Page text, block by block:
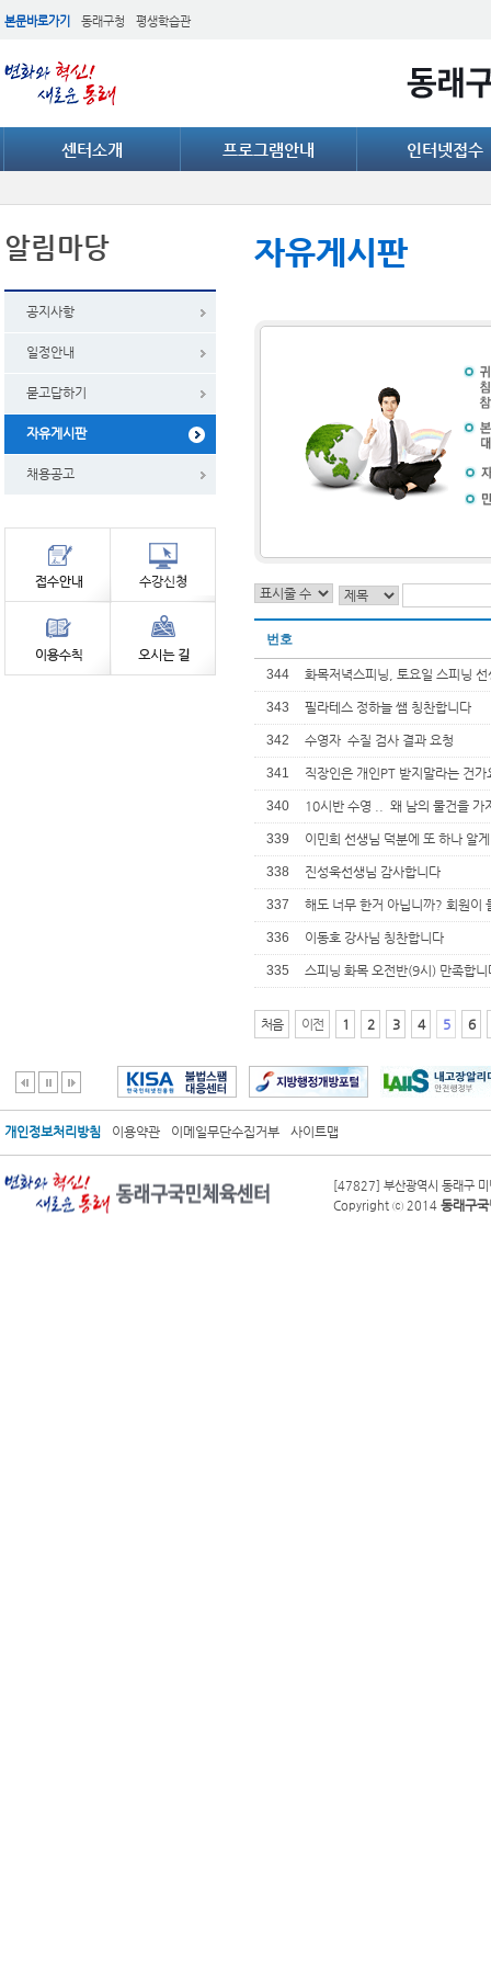
본문바로가기 동래구청 평생학습관
센터소개 프로그램안내 인터넷접수
알림마당
공지사항
일정안내
묻고답하기
자유게시판
채용공고
자유게시판
번호
344 화목저녁스피닝, 토요일 스피닝
343 필라테스 정하늘 쌤 칭찬합니다
342 수영자 수질 검사 결과 요청
341 직장인은 개인PT 받지말라는 건가
340 10시반 수영 .. 왜 남의 물건을 가
339 이민희 선생님 덕분에 또 하나 알
338 진성욱선생님 감사합니다
337 해도 너무 한거 아닙니까? 회원이
336 이동호 강사님 칭찬합니다
335 스피닝 화목 오전반(9시) 만족합
처음 이전 1 2 3 4 5 6
개인정보처리방침 이용약관 이메일무단수집거부 사이트맵
[47827] 부산광역시 동래구
Copyright ⓒ 2014 동래구